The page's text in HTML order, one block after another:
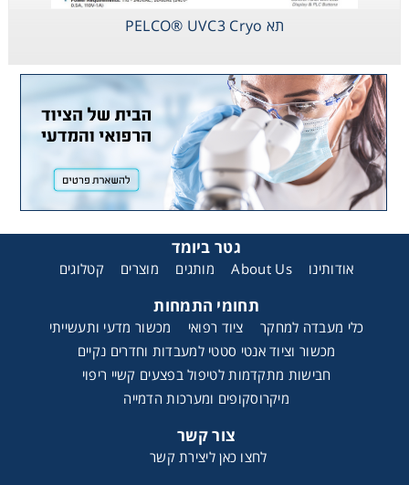
תא PELCO® UVC3 Cryo
גטר ביומד
אודותינו About Us מותגים מוצרים קטלוגים
תחומי התמחות
כלי מעבדה למחקר ציוד רפואי
מכשור מדעי ותעשייתי
מכשור וציוד אנטי סטטי למעבדות וחדרים נקיים
חבישות מתקדמות לטיפול בפצעים קשיי ריפוי
מיקרוסקופים ומערכות הדמייה
צור קשר
לחצו כאן ליצירת קשר